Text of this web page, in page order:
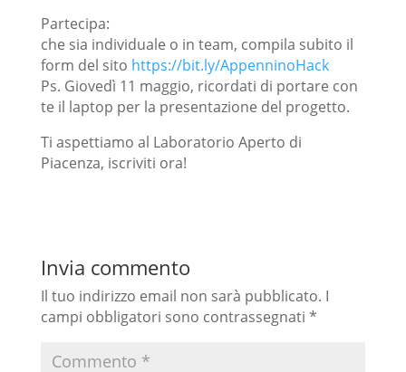
Partecipa:
che sia individuale o in team, compila subito il
form del sito https://bit.ly/AppenninoHack
Ps. Giovedì 11 maggio, ricordati di portare con
te il laptop per la presentazione del progetto.
Ti aspettiamo al Laboratorio Aperto di
Piacenza, iscriviti ora!
Invia commento
Il tuo indirizzo email non sarà pubblicato. I
campi obbligatori sono contrassegnati *